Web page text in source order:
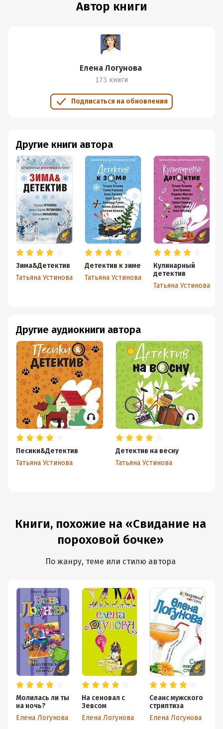
Автор книги
Елена Логунова
173 книги
Подписаться на обновления
Другие книги автора
Зима&Детектив
Татьяна Устинова
Детектив к зиме
Татьяна Устинова
Кулинарный
детектив
Татьяна Устинова
Другие аудиокниги автора
Песики&Детектив
Татьяна Устинова
Детектив на весну
Татьяна Устинова
Книги, похожие на «Свидание на
пороховой бочке»
По жанру, теме или стилю автора
Молилась ли ты
на ночь?
Елена Логунова
На сеновал с
Зевсом
Елена Логунова
Сеанс мужского
стриптиза
Елена Логунова